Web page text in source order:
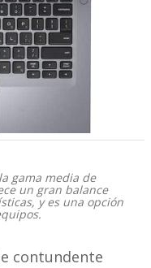
gama media de
un gran balance
y es una opción
contundente